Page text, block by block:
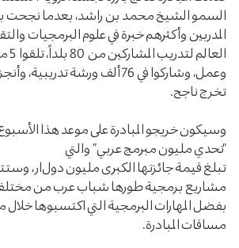
السمو الشيخ محمد بن راشد، بعدما نجحت
المدربين وأكثرهم خبرة في علوم البرمجيات
تخرج ناجح.
وسيكون خريجو المبادرة على موعد هذا
“تحدي مليون مبرمج عربي” والتي
تبلغ قيمة جائزتها الكبرى مليون دول
مشاريع برمجية طورها شباب عرب من مختلف
بفضل المهارات البرمجية التي اكتسبوها خلال
مساقات المبادرة.